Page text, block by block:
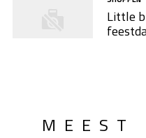
Little
MEEST